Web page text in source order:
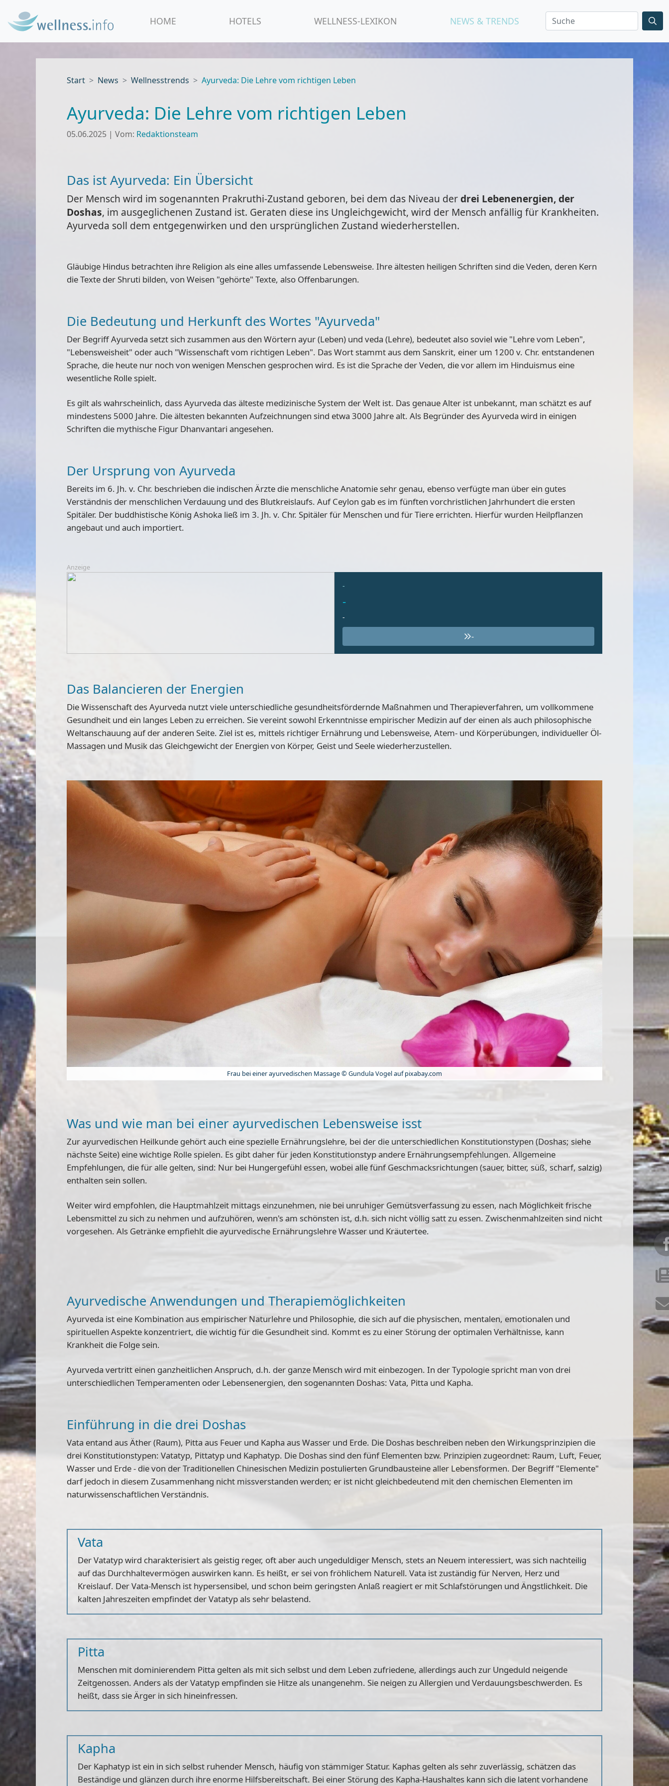
HOME HOTELS WELLNESS-LEXIKON NEWS & TRENDS
Start News Wellnesstrends Ayurveda: Die Lehre vom richtigen Leben
Ayurveda: Die Lehre vom richtigen Leben
05.06.2025 | Vom: Redaktionsteam
Das ist Ayurveda: Ein Übersicht
Der Mensch wird im sogenannten Prakruthi-Zustand geboren, bei dem das Niveau derdrei Lebenenergien, der
Doshas, im ausgeglichenen Zustand ist. Geraten diese ins Ungleichgewicht, wird der Mensch anfällig für Krankheiten.
Ayurveda soll dem entgegenwirken und den ursprünglichen Zustand wiederherstellen.
Gläubige Hindus betrachten ihre Religion als eine alles umfassende Lebensweise. Ihre ältesten heiligen Schriften sind die Veden, deren Kern
die Texte der Shruti bilden, von Weisen "gehörte" Texte, also Offenbarungen.
Die Bedeutung und Herkunft des Wortes "Ayurveda"
Der Begriff Ayurveda setzt sich zusammen aus den Wörtern ayur (Leben) und veda (Lehre), bedeutet also soviel wie "Lehre vom Leben",
"Lebensweisheit" oder auch "Wissenschaft vom richtigen Leben". Das Wort stammt aus dem Sanskrit, einer um 1200 v. Chr. entstandenen
Sprache, die heute nur noch von wenigen Menschen gesprochen wird. Es ist die Sprache der Veden, die vor allem im Hinduismus eine
wesentliche Rolle spielt.
Es gilt als wahrscheinlich, dass Ayurveda dasälteste medizinische System der Welt ist. Das genaue Alter ist unbekannt, man schätzt es auf
mindestens 5000 Jahre. Die ältesten bekannten Aufzeichnungen sind etwa 3000 Jahre alt. Als Begründer des Ayurveda wird in einigen
Schriften die mythische Figur Dhanvantari angesehen.
Der Ursprung von Ayurveda
Bereits im 6. Jh. v. Chr. beschrieben die indischen Ärzte die menschliche Anatomie sehr genau, ebenso verfügte man über ein gutes
Verständnis der menschlichen Verdauung und des Blutkreislaufs. Auf Ceylon gab es im fünften vorchristlichen Jahrhundert die ersten
Spitäler. Der buddhistische König Ashoka ließ im 3. Jh. v. Chr. Spitäler für Menschen und für Tiere errichten. Hierfür wurden Heilpflanzen
angebaut und auch importiert.
Anzeige
-
-
-
-
Das Balancieren der Energien
Die Wissenschaft des Ayurveda nutzt viele unterschiedliche gesundheitsfördernde Maßnahmen und Therapieverfahren, um vollkommene
Gesundheit und ein langes Leben zu erreichen. Sievereint sowohl Erkenntnisse empirischer Medizin auf der einen als auch philosophische
Weltanschauung auf der anderen Seite. Ziel ist es, mittels richtiger Ernährung und Lebensweise, Atem- und Körperübungen, individueller Öl-
Massagen und Musik das Gleichgewicht der Energien von Körper, Geist und Seele wiederherzustellen.
Frau bei einer ayurvedischen Massage © Gundula Vogel auf pixabay.com
Was und wie man bei einer ayurvedischen Lebensweise isst
Zur ayurvedischen Heilkunde gehört auch eine spezielle Ernährungslehre, bei der die unterschiedlichen Konstitutionstypen (Doshas; siehe
nächste Seite) eine wichtige Rolle spielen. Es gibt daher für jeden Konstitutionstyp andere Ernährungsempfehlungen. Allgemeine
Empfehlungen, die für alle gelten, sind: Nur bei Hungergefühl essen, wobei alle fünf Geschmacksrichtungen (sauer, bitter, süß, scharf, salzig)
enthalten sein sollen.
Weiter wird empfohlen, die Hauptmahlzeit mittags einzunehmen, nie bei unruhiger Gemütsverfassung zu essen, nach Möglichkeit frische
Lebensmittel zu sich zu nehmen und aufzuhören, wenn's am schönsten ist, d.h. sich nicht völlig satt zu essen. Zwischenmahlzeiten sind nicht
vorgesehen. Als Getränke empfiehlt die ayurvedische Ernährungslehre Wasser und Kräutertee.
Ayurvedische Anwendungen und Therapiemöglichkeiten
Ayurveda ist eine Kombination aus empirischer Naturlehre und Philosophie, die sich auf die physischen, mentalen, emotionalen und
spirituellen Aspekte konzentriert, die wichtig für die Gesundheit sind. Kommt es zu einer Störung der optimalen Verhältnisse, kann
Krankheit die Folge sein.
Ayurveda vertritt einen ganzheitlichen Anspruch, d.h. der ganze Mensch wird mit einbezogen. In der Typologie spricht man von drei
unterschiedlichen Temperamenten oder Lebensenergien, den sogenannten Doshas: Vata, Pitta und Kapha.
Einführung in die drei Doshas
Vata entand aus Äther (Raum), Pitta aus Feuer und Kapha aus Wasser und Erde. Die Doshas beschreiben neben den Wirkungsprinzipien die
drei Konstitutionstypen: Vatatyp, Pittatyp und Kaphatyp. Die Doshas sind den fünf Elementen bzw. Prinzipien zugeordnet: Raum, Luft, Feuer,
Wasser und Erde- die von der Traditionellen Chinesischen Medizin postulierten Grundbausteine aller Lebensformen. Der Begriff "Elemente"
darf jedoch in diesem Zusammenhang nicht missverstanden werden; er ist nicht gleichbedeutend mit den chemischen Elementen im
naturwissenschaftlichen Verständnis.
Vata
Der Vatatyp wird charakterisiert als geistig reger, oft aber auch ungeduldiger Mensch, stets an Neuem interessiert, was sich nachteilig
auf das Durchhaltevermögen auswirken kann. Es heißt, er sei von fröhlichem Naturell. Vata ist zuständig für Nerven, Herz und
Kreislauf. Der Vata-Mensch ist hypersensibel, und schon beim geringsten Anlaß reagiert er mit Schlafstörungen und Ängstlichkeit. Die
kalten Jahreszeiten empfindet der Vatatyp als sehr belastend.
Pitta
Menschen mit dominierendem Pitta gelten als mit sich selbst und dem Leben zufriedene, allerdings auch zur Ungeduld neigende
Zeitgenossen. Anders als der Vatatyp empfinden sie Hitze als unangenehm. Sie neigen zu Allergien und Verdauungsbeschwerden. Es
heißt, dass sie Ärger in sich hineinfressen.
Kapha
Der Kaphatyp ist ein in sich selbst ruhender Mensch, häufig von stämmiger Statur. Kaphas gelten als sehr zuverlässig, schätzen das
Beständige und glänzen durch ihre enorme Hilfsbereitschaft. Bei einer Störung des Kapha-Haushaltes kann sich die latent vorhandene